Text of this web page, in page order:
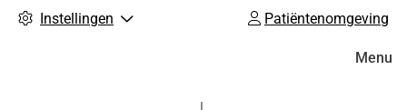
Instellingen Patiëntenomgeving
Menu